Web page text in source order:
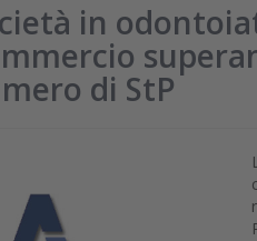
in
di StP